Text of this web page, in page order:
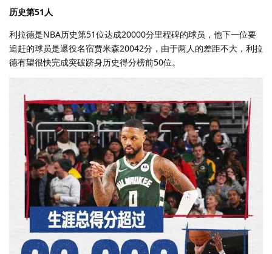
历史第51人
利拉德是NBA历史第51位达成20000分里程碑的球员，他下一位要
追赶的球员是退役名宿贾米森20042分，由于两人的差距不大，利拉
德有望很快完成突破跻身历史得分榜前50位。